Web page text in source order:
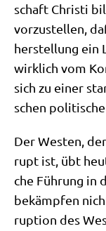
schaft Chri­sti
vor­zu­stel­len,
her­stel­lung ein
wirk­lich vom
sich zu einer
schen
Der Westen,
rupt ist, übt
che Füh­rung in
bekämp­fen
rup­ti­on des